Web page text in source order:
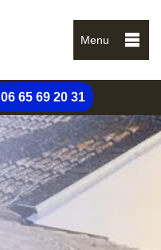
Menu
06 65 69 20 31